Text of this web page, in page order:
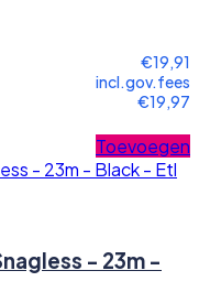
€19,91
incl.gov.fees
€19,97
Toevoegen
- 23m -